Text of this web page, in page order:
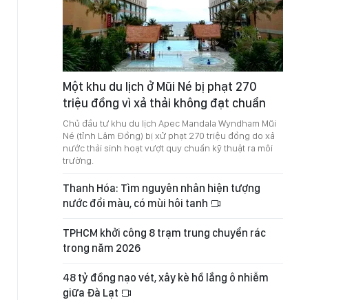
Một khu du lịch ở Mũi Né bị phạt 270
triệu đồng vì xả thải không đạt chuẩn
Chủ đầu tư khu du lịch Apec Mandala Wyndham Mũi
Né (tỉnh Lâm Đồng) bị xử phạt 270 triệu đồng do xả
nước thải sinh hoạt vượt quy chuẩn kỹ thuật ra môi
trường.
Thanh Hóa: Tìm nguyên nhân hiện tượng
nước đổi màu, có mùi hôi tanh
TPHCM khởi công 8 trạm trung chuyển rác
trong năm 2026
48 tỷ đồng nạo vét, xây kè hồ lắng ô nhiễm
giữa Đà Lạt